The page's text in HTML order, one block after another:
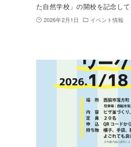
た自然学校」の開校を記念し
2026年2月1日 イベント情報